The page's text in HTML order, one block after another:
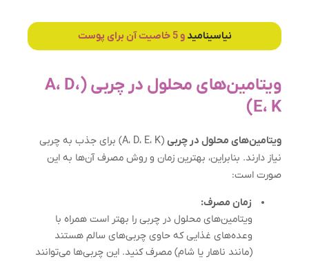
نیاسینامید و 5 خاصیت آن برای پوست
ویتامین‌های محلول در چربی (A، D،
E، K)
ویتامین‌های محلول در چربی
(A، D، E، K) برای جذب به چربی
نیاز دارند. بنابراین، بهترین زمان و روش مصرف آن‌ها به این
صورت است:
زمان مصرف:
ویتامین‌های محلول در چربی را بهتر است همراه با
وعده‌های غذایی که حاوی چربی‌های سالم هستند
(مانند ناهار یا شام) مصرف کنید. این چربی‌ها می‌توانند